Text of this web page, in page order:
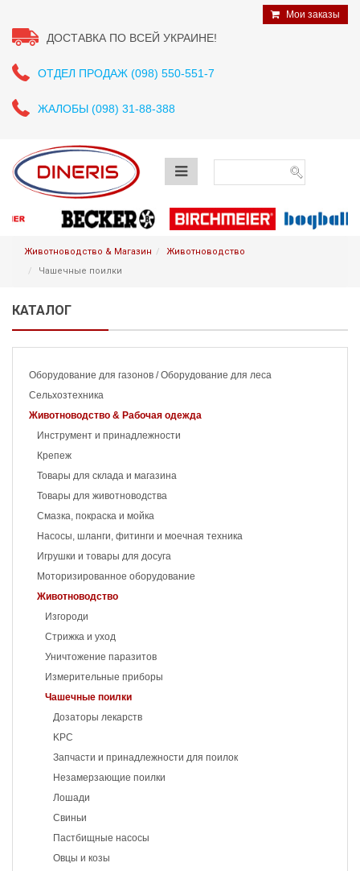
Мои заказы
ДОСТАВКА ПО ВСЕЙ УКРАИНЕ!
ОТДЕЛ ПРОДАЖ (098) 550-551-7
ЖАЛОБЫ (098) 31-88-388
Животноводство & Магазин
Животноводство
Чашечные поилки
КАТАЛОГ
Оборудование для газонов / Оборудование для леса
Сельхозтехника
Животноводство & Рабочая одежда
Инструмент и принадлежности
Крепеж
Товары для склада и магазина
Товары для животноводства
Смазка, покраска и мойка
Насосы, шланги, фитинги и моечная техника
Игрушки и товары для досуга
Моторизированное оборудование
Животноводство
Изгороди
Стрижка и уход
Уничтожение паразитов
Измерительные приборы
Чашечные поилки
Дозаторы лекарств
KPC
Запчасти и принадлежности для поилок
Незамерзающие поилки
Лошади
Свиньи
Пастбищные насосы
Овцы и козы